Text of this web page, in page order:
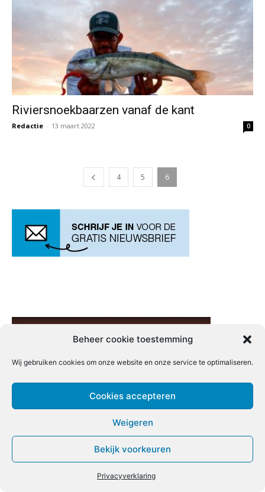
Beheer cookie toestemming
Wij gebruiken cookies om onze website en onze service te optimaliseren.
Cookies accepteren
Weigeren
Bekijk voorkeuren
Privacyverklaring
Riviersnoekbaarzen vanaf de kant
Redactie - 13 maart 2022 0
4 5 6